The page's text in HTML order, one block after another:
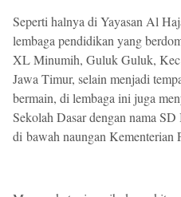
Seperti halnya di Yayasan Al
lembaga pendidikan yang
XL Minumih, Guluk Guluk,
Jawa Timur, selain menjadi
bermain, di lembaga ini juga
Sekolah Dasar dengan nama
di bawah naungan Kementerian